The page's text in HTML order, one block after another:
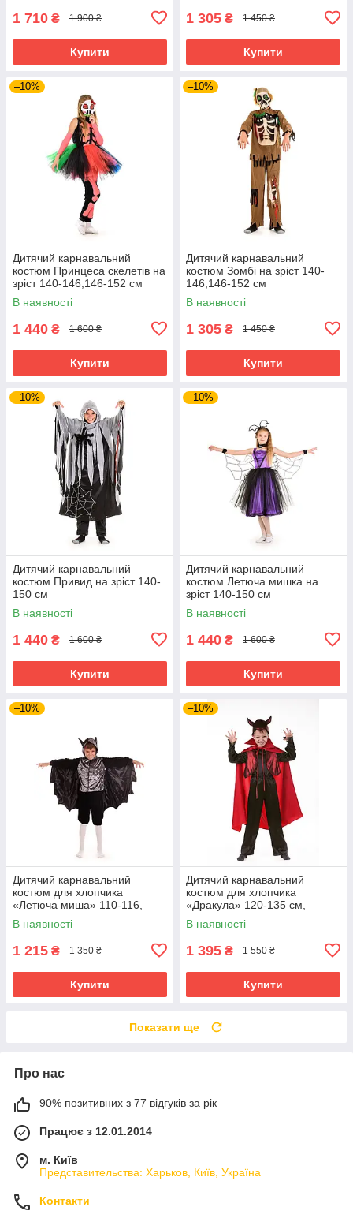
1 710 ₴ 1 900 ₴
Купити
1 305 ₴ 1 450 ₴
Купити
–10%
Дитячий карнавальний
костюм Принцеса скелетів на
зріст 140-146,146-152 см
В наявності
1 440 ₴ 1 600 ₴
Купити
–10%
Дитячий карнавальний
костюм Зомбі на зріст 140-
146,146-152 см
В наявності
1 305 ₴ 1 450 ₴
Купити
–10%
Дитячий карнавальний
костюм Привид на зріст 140-
150 см
В наявності
1 440 ₴ 1 600 ₴
Купити
–10%
Дитячий карнавальний
костюм Летюча мишка на
зріст 140-150 см
В наявності
1 440 ₴ 1 600 ₴
Купити
–10%
Дитячий карнавальний
костюм для хлопчика
«Летюча миша» 110-116,
116-122 см, чорний
В наявності
1 215 ₴ 1 350 ₴
Купити
–10%
Дитячий карнавальний
костюм для хлопчика
«Дракула» 120-135 см,
чорно-червоний
В наявності
1 395 ₴ 1 550 ₴
Купити
Показати ще
Про нас
90% позитивних з 77 відгуків за рік
Працює з 12.01.2014
м. Київ
Представительства: Харьков, Київ, Україна
Контакти